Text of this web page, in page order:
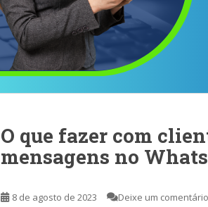
O que fazer com
mensagens no
8 de agosto de 2023 Deixe um comentário